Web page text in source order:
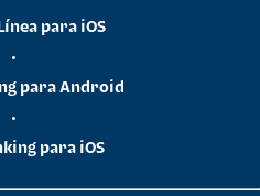
para iOS
•
para Android
•
para iOS